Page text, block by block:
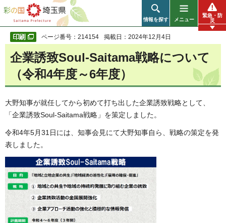
彩の国 埼玉県
情報を探す メニュー
緊急・防
災
ページ番号：214154 掲載日：2024年12月4日
企業誘致Soul-Saitama戦略について
（令和4年度～6年度）
大野知事が就任してから初めて打ち出した企業誘致戦略として、
「企業誘致Soul-Saitama戦略」を策定しました。
令和4年5月31日には、知事会見にて大野知事自ら、戦略の策定を発
表しました。